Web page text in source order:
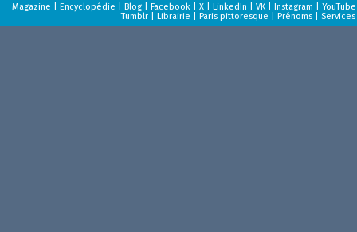
Magazine |Encyclopédie |Blog |Facebook |X |LinkedIn |VK |Instagram |YouTube
Tumblr |Librairie |Paris pittoresque |Prénoms Services